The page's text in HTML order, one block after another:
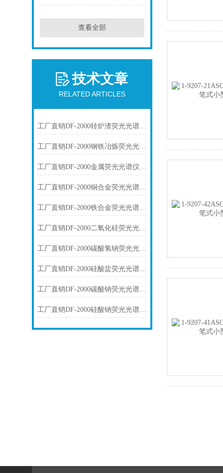
查看全部
技术文章
RELATED ARTICLES
工厂直销DF-2000转炉渣荧光光谱仪技术参数
工厂直销DF-2000钢铁冶炼荧光光谱仪技术参数
工厂直销DF-2000金属荧光光谱仪技术参数
工厂直销DF-2000铜合金荧光光谱仪技术参数
工厂直销DF-2000铁合金荧光光谱仪技术参数
工厂直销DF-2000二氧化硅荧光光谱仪技术参数
工厂直销DF-2000碳酸氢钠荧光光谱仪技术参数
工厂直销DF-2000硅酸盐荧光光谱仪技术参数
工厂直销DF-2000碳酸钠荧光光谱仪技术参数
工厂直销DF-2000硅酸钠荧光光谱仪技术参数